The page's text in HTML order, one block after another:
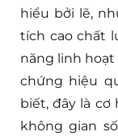
hiểu bởi lẽ,
tích cao chất
năng linh
chứng hiệu
biết, đây là
không gian